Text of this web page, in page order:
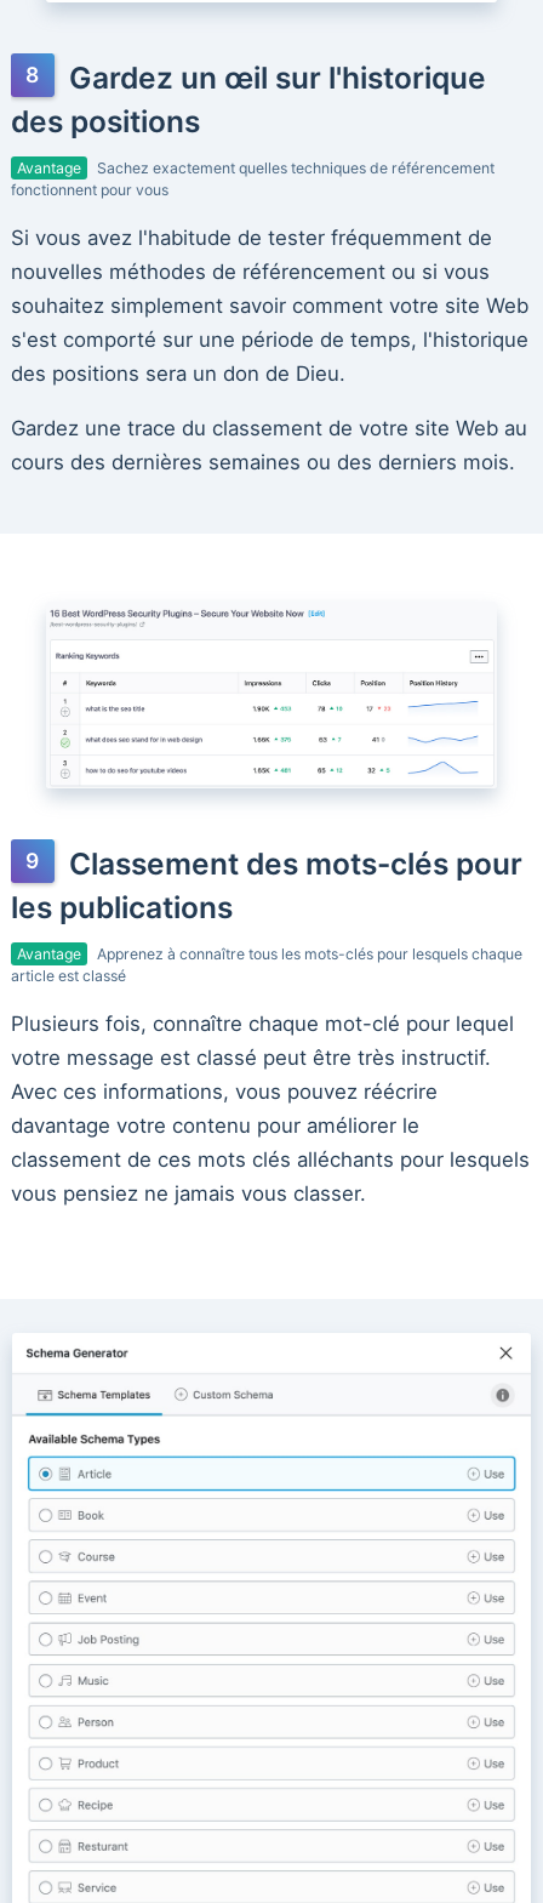
Gardez un œil sur l'historique
des positions
Avantage
Sachez exactement quelles techniques de référencement
fonctionnent pour vous
Si vous avez l'habitude de tester fréquemment de
nouvelles méthodes de référencement ou si vous
souhaitez simplement savoir comment votre site Web
s'est comporté sur une période de temps, l'historique
des positions sera un don de Dieu.
Gardez une trace du classement de votre site Web au
cours des dernières semaines ou des derniers mois.
Classement des mots-clés pour
les publications
Avantage
Apprenez à connaître tous les mots-clés pour lesquels chaque
article est classé
Plusieurs fois, connaître chaque mot-clé pour lequel
votre message est classé peut être très instructif.
Avec ces informations, vous pouvez réécrire
davantage votre contenu pour améliorer le
classement de ces mots clés alléchants pour lesquels
vous pensiez ne jamais vous classer.